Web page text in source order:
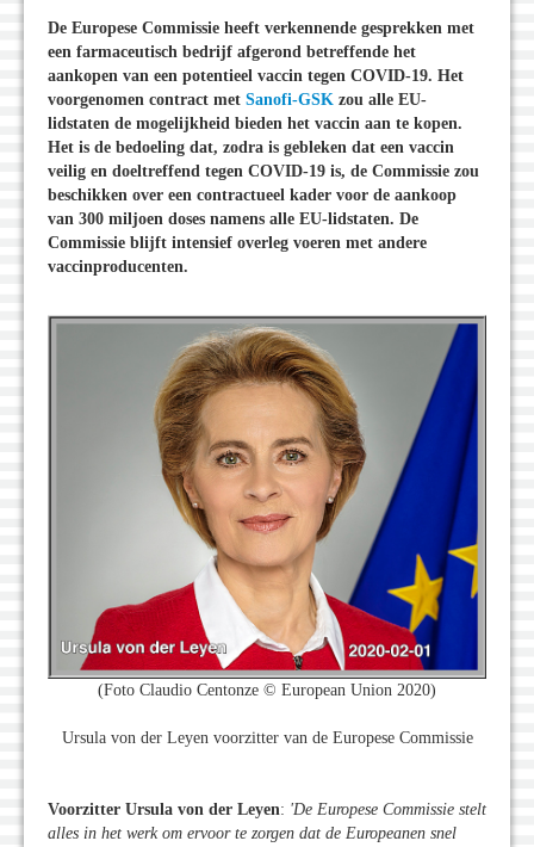
De Europese Commissie heeft verkennende gesprekken met
een farmaceutisch bedrijf afgerond betreffende het
aankopen van een potentieel vaccin tegen COVID-19. Het
voorgenomen contract met Sanofi-GSK zou alle EU-
lidstaten de mogelijkheid bieden het vaccin aan te kopen.
Het is de bedoeling dat, zodra is gebleken dat een vaccin
veilig en doeltreffend tegen COVID-19 is, de Commissie zou
beschikken over een contractueel kader voor de aankoop
van 300 miljoen doses namens alle EU-lidstaten. De
Commissie blijft intensief overleg voeren met andere
vaccinproducenten.
(Foto Claudio Centonze © European Union 2020)
Ursula von der Leyen voorzitter van de Europese Commissie
Voorzitter Ursula von der Leyen: 'De Europese Commissie stelt
alles in het werk om ervoor te zorgen dat de Europeanen snel